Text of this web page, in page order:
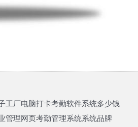
工厂电脑打卡考勤软件系统多少钱
管理网页考勤管理系统系统品牌